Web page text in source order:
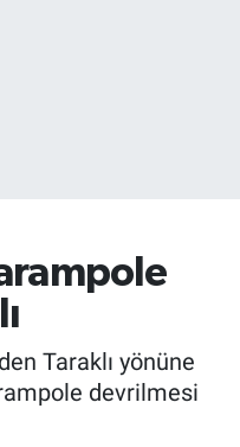
Taraklı yönüne
devrilmesi